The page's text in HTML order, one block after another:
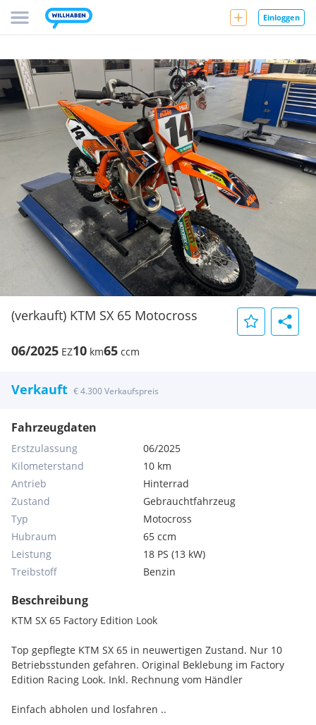
Einloggen
(verkauft) KTM SX 65 Motocross
06/2025 EZ10 km65 ccm
Verkauft € 4.300 Verkaufspreis
Fahrzeugdaten
Erstzulassung
06/2025
Kilometerstand
10 km
Antrieb
Hinterrad
Zustand
Gebrauchtfahrzeug
Typ
Motocross
Hubraum
65 ccm
Leistung
18 PS (13 kW)
Treibstoff
Benzin
Beschreibung
KTM SX 65 Factory Edition Look
Top gepflegte KTM SX 65 in neuwertigen Zustand. Nur 10
Betriebsstunden gefahren. Original Beklebung im Factory
Edition Racing Look. Inkl. Rechnung vom Händler
Einfach abholen und losfahren ..